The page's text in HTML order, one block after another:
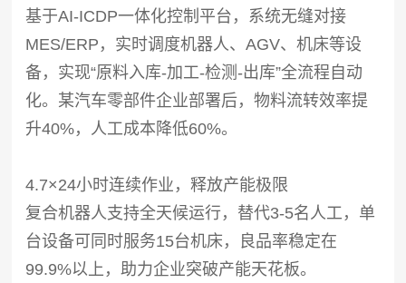
基于AI-ICDP一体化控制平台，系统无缝对接
MES/ERP，实时调度机器人、AGV、机床等设
备，实现“原料入库-加工-检测-出库”全流程自动
化。某汽车零部件企业部署后，物料流转效率提
升40%，人工成本降低60%。
4.7×24小时连续作业，释放产能极限
复合机器人支持全天候运行，替代3-5名人工，单
台设备可同时服务15台机床，良品率稳定在
99.9%以上，助力企业突破产能天花板。